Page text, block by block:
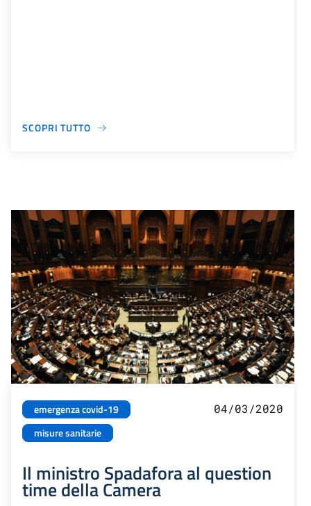
SCOPRI TUTTO
emergenza covid-19
misure sanitarie
04/03/2020
Il ministro Spadafora al question
time della Camera